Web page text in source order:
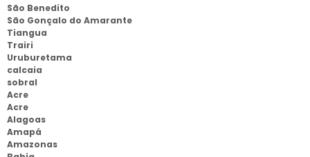
São Benedito
São Gonçalo do Amarante
Tiangua
Trairi
Uruburetama
calcaia
sobral
Acre
Acre
Alagoas
Amapá
Amazonas